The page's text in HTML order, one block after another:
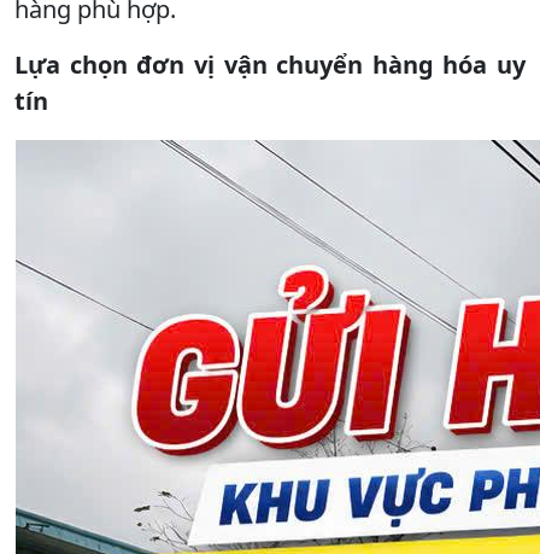
hàng phù hợp.
Lựa chọn đơn vị vận chuyển hàng hóa uy
tín